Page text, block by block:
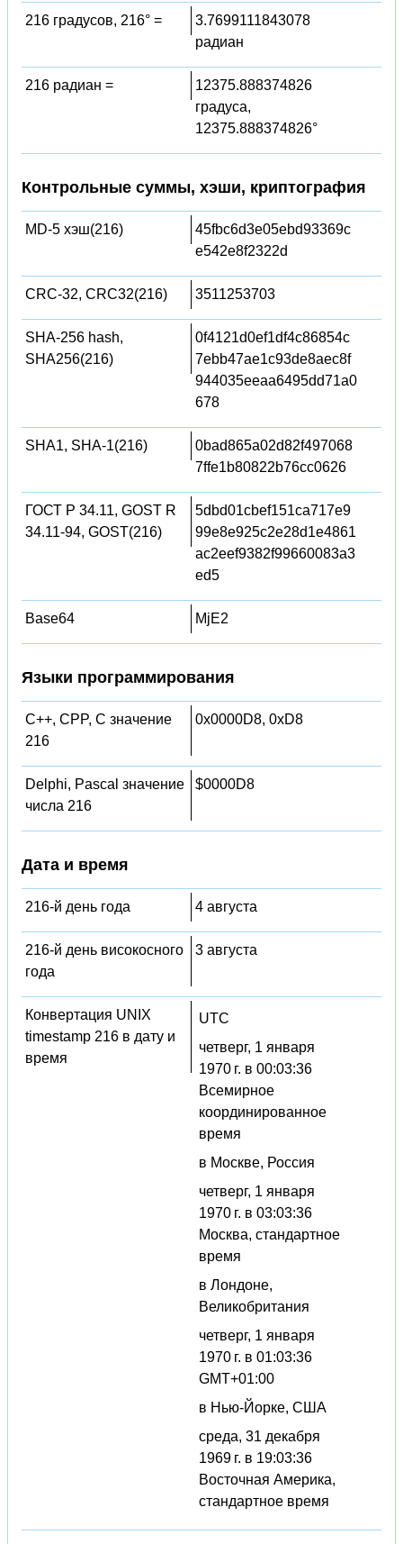
216 градусов, 216° =
3.7699111843078
радиан
216 радиан =
12375.888374826
градуса,
12375.888374826°
Контрольные суммы, хэши, криптография
MD-5 хэш(216)
45fbc6d3e05ebd93369c
e542e8f2322d
CRC-32, CRC32(216) 3511253703
SHA-256 hash,
SHA256(216)
0f4121d0ef1df4c86854c
7ebb47ae1c93de8aec8f
944035eeaa6495dd71a0
678
SHA1, SHA-1(216)
0bad865a02d82f497068
7ffe1b80822b76cc0626
ГОСТ Р 34.11, GOST R
34.11-94, GOST(216)
5dbd01cbef151ca717e9
99e8e925c2e28d1e4861
ac2eef9382f99660083a3
ed5
Base64 MjE2
Языки программирования
C++, CPP, C значение
216
0x0000D8, 0xD8
Delphi, Pascal значение
числа 216
$0000D8
Дата и время
216-й день года 4 августа
216-й день високосного
года
3 августа
Конвертация UNIX
timestamp 216 в дату и
время
UTC
четверг, 1 января
1970 г. в 00:03:36
Всемирное
координированное
время
в Москве, Россия
четверг, 1 января
1970 г. в 03:03:36
Москва, стандартное
время
в Лондоне,
Великобритания
четверг, 1 января
1970 г. в 01:03:36
GMT+01:00
в Нью-Йорке, США
среда, 31 декабря
1969 г. в 19:03:36
Восточная Америка,
стандартное время